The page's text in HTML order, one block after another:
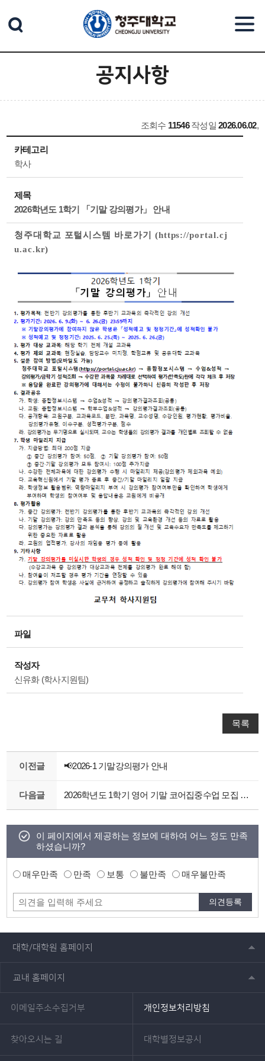
공지사항
조회수 11546 작성일2026.06.02,
카테고리
학사
제목
2026학년도 1학기 「기말 강의평가」 안내
청주대학교 포털시스템 바로가기 (https://portal.cj
u.ac.kr)
파일
작성자
신유화 (학사지원팀)
목록
이전글 📢2026-1 기말강의평가 안내
다음글 2026학년도 1학기 영어 기말 코어집중수업 모집 안내문
이 페이지에서 제공하는 정보에 대하여 어느 정도 만족
하셨습니까?
매우만족 만족 보통 불만족 매우불만족
대학/대학원 홈페이지
교내 홈페이지
이메일주소수집거부 개인정보처리방침
찾아오시는 길 대학별정보공시